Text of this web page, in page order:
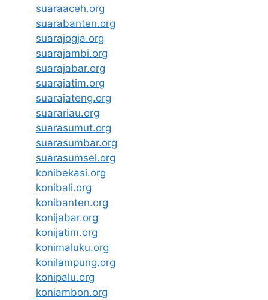
suaraaceh.org
suarabanten.org
suarajogja.org
suarajambi.org
suarajabar.org
suarajatim.org
suarajateng.org
suarariau.org
suarasumut.org
suarasumbar.org
suarasumsel.org
konibekasi.org
konibali.org
konibanten.org
konijabar.org
konijatim.org
konimaluku.org
konilampung.org
konipalu.org
koniambon.org